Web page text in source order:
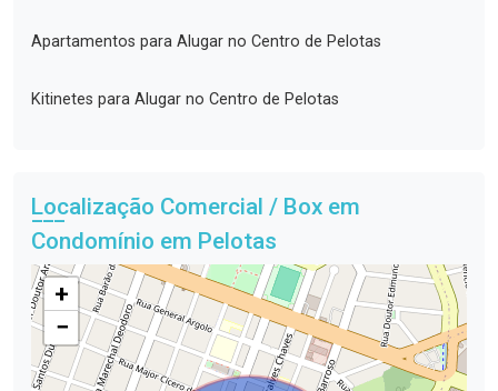
Apartamentos para Alugar no Centro de Pelotas
Kitinetes para Alugar no Centro de Pelotas
Localização Comercial / Box em
Condomínio em Pelotas
+
−